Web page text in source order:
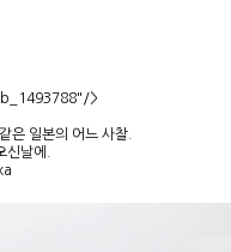
>
은 일본의 어느 사찰.
신날에.
모든 콘텐츠의 무단전재, 복사,